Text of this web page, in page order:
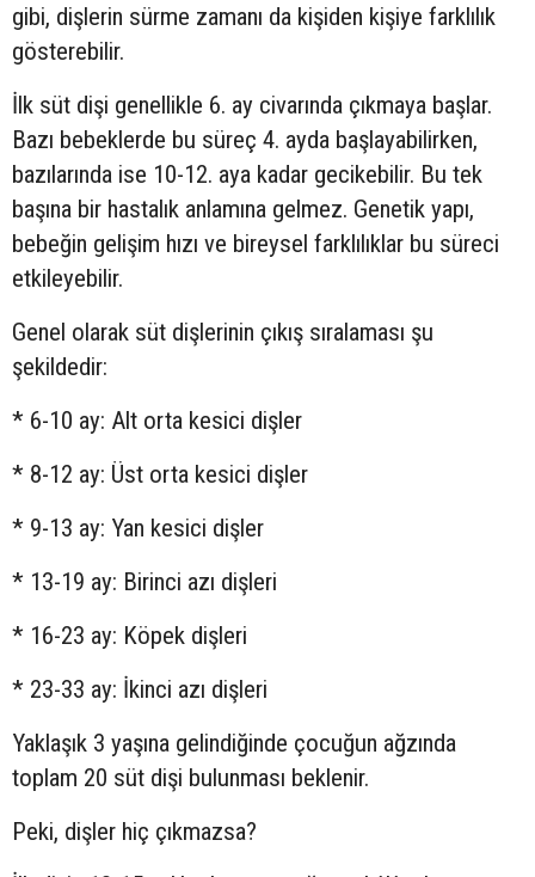
gibi, dişlerin sürme zamanı da kişiden kişiye farklılık
gösterebilir.
İlk süt dişi genellikle 6. ay civarında çıkmaya başlar.
Bazı bebeklerde bu süreç 4. ayda başlayabilirken,
bazılarında ise 10-12. aya kadar gecikebilir. Bu tek
başına bir hastalık anlamına gelmez. Genetik yapı,
bebeğin gelişim hızı ve bireysel farklılıklar bu süreci
etkileyebilir.
Genel olarak süt dişlerinin çıkış sıralaması şu
şekildedir:
* 6-10 ay: Alt orta kesici dişler
* 8-12 ay: Üst orta kesici dişler
* 9-13 ay: Yan kesici dişler
* 13-19 ay: Birinci azı dişleri
* 16-23 ay: Köpek dişleri
* 23-33 ay: İkinci azı dişleri
Yaklaşık 3 yaşına gelindiğinde çocuğun ağzında
toplam 20 süt dişi bulunması beklenir.
Peki, dişler hiç çıkmazsa?